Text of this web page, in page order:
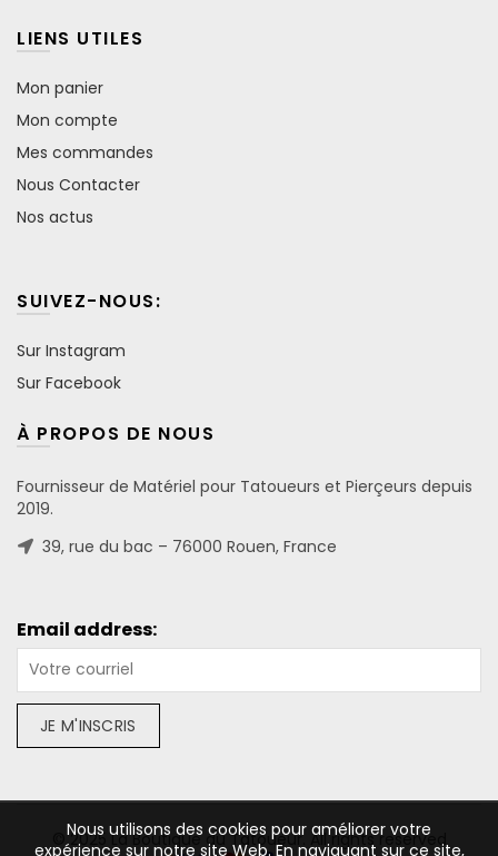
LIENS UTILES
Mon panier
Mon compte
Mes commandes
Nous Contacter
Nos actus
SUIVEZ-NOUS:
Sur Instagram
Sur Facebook
À PROPOS DE NOUS
Fournisseur de Matériel pour Tatoueurs et Pierçeurs depuis
2019.
39, rue du bac – 76000 Rouen, France
Email address:
© 2025 La Boutique du Tatoueur. All rights reserved
Nous utilisons des cookies pour améliorer votre
expérience sur notre site Web. En naviguant sur ce site,